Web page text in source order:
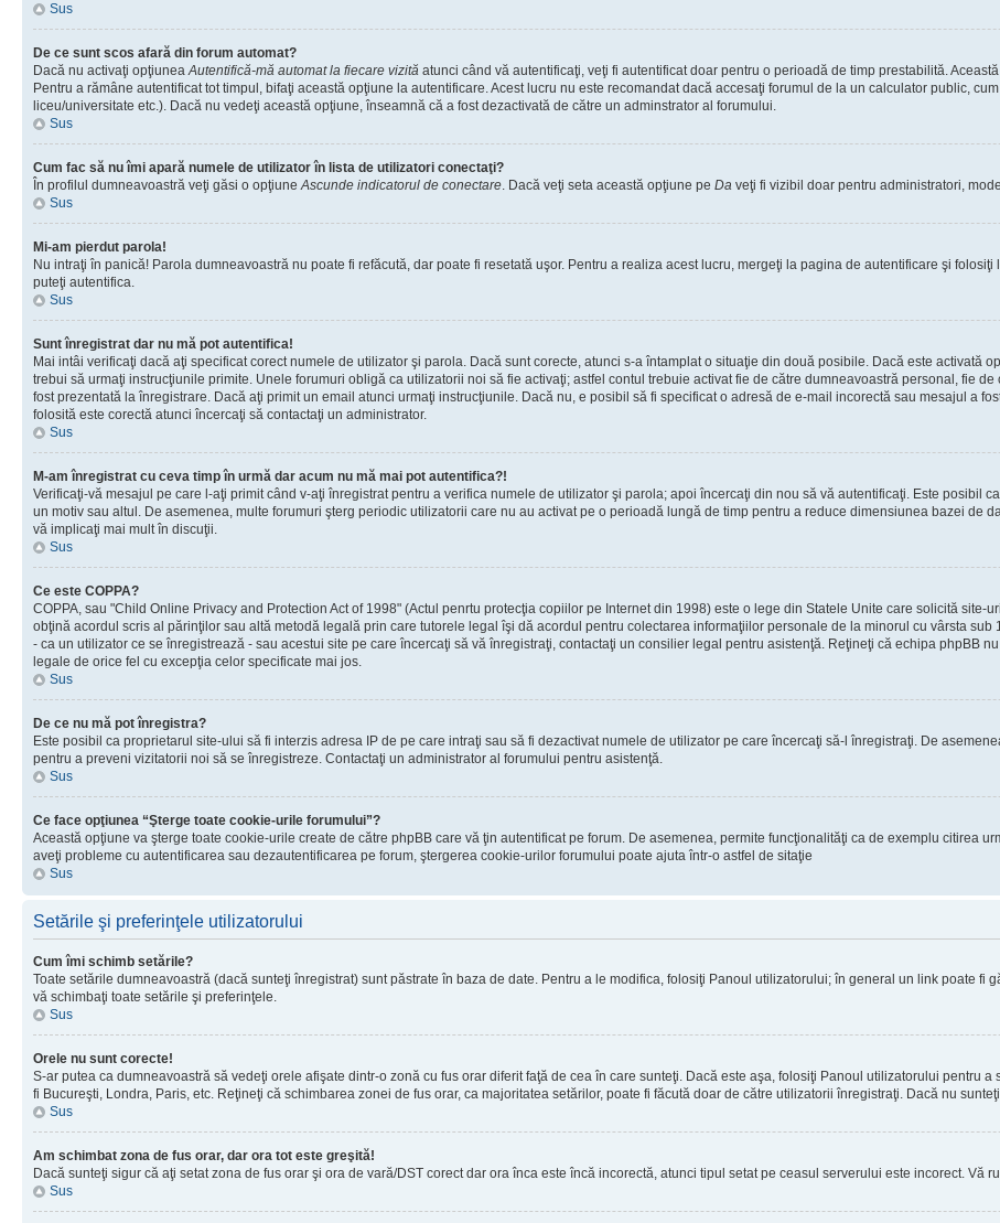
Sus
De ce sunt scos afară din forum automat?
Dacă nu activaţi opţiuneaAutentifică-mă automat la fiecare vizită atunci când vă autentificaţi, veţi fi autentificat doar pentru o perioadă de timp prestabilită.
Pentru a rămâne autentificat tot timpul, bifaţi această opţiune la autentificare. Acest lucru nu este recomandat dacă accesaţi forumul de la un calculator public,
liceu/universitate etc.). Dacă nu vedeţi această opţiune, înseamnă că a fost dezactivată de către un adminstrator al forumului.
Sus
Cum fac să nu îmi apară numele de utilizator în lista de utilizatori conectaţi?
În profilul dumneavoastră veţi găsi o opţiuneAscunde indicatorul de conectare. Dacă veţi seta această opţiune pe Da veţi fi vizibil doar pentru administratori,
Sus
Mi-am pierdut parola!
Nu intraţi în panică! Parola dumneavoastră nu poate fi refăcută, dar poate fi resetată uşor. Pentru a realiza acest lucru, mergeţi la pagina de autentificare şi
puteţi autentifica.
Sus
Sunt înregistrat dar nu mă pot autentifica!
Mai intâi verificaţi dacă aţi specificat corect numele de utilizator şi parola. Dacă sunt corecte, atunci s-a întamplat o situaţie din două posibile. Dacă este activată
trebui să urmaţi instrucţiunile primite. Unele forumuri obligă ca utilizatorii noi să fie activaţi; astfel contul trebuie activat fie de către dumneavoastră personal, fie
fost prezentată la înregistrare. Dacă aţi primit un email atunci urmaţi instrucţiunile. Dacă nu, e posibil să fi specificat o adresă de e-mail incorectă sau mesajul a
folosită este corectă atunci încercaţi să contactaţi un administrator.
Sus
M-am înregistrat cu ceva timp în urmă dar acum nu mă mai pot autentifica?!
Verificaţi-vă mesajul pe care l-aţi primit când v-aţi înregistrat pentru a verifica numele de utilizator şi parola; apoi încercaţi din nou să vă autentificaţi. Este posibil
un motiv sau altul. De asemenea, multe forumuri şterg periodic utilizatorii care nu au activat pe o perioadă lungă de timp pentru a reduce dimensiunea bazei de
vă implicaţi mai mult în discuţii.
Sus
Ce este COPPA?
COPPA, sau "Child Online Privacy and Protection Act of 1998" (Actul penrtu protecţia copiilor pe Internet din 1998) este o lege din Statele Unite care solicită
obţină acordul scris al părinţilor sau altă metodă legală prin care tutorele legal îşi dă acordul pentru colectarea informaţiilor personale de la minorul cu vârsta
- ca un utilizator ce se înregistrează - sau acestui site pe care încercaţi să vă înregistraţi, contactaţi un consilier legal pentru asistenţă. Reţineţi că echipa phpBB
legale de orice fel cu excepţia celor specificate mai jos.
Sus
De ce nu mă pot înregistra?
Este posibil ca proprietarul site-ului să fi interzis adresa IP de pe care intraţi sau să fi dezactivat numele de utilizator pe care încercaţi să-l înregistraţi. De
pentru a preveni vizitatorii noi să se înregistreze. Contactaţi un administrator al forumului pentru asistenţă.
Sus
Ce face opţiunea “Şterge toate cookie-urile forumului”?
Această opţiune va şterge toate cookie-urile create de către phpBB care vă ţin autentificat pe forum. De asemenea, permite funcţionalităţi ca de exemplu citirea
aveţi probleme cu autentificarea sau dezautentificarea pe forum, ştergerea cookie-urilor forumului poate ajuta într-o astfel de sitaţie
Sus
Setările şi preferinţele utilizatorului
Cum îmi schimb setările?
Toate setările dumneavoastră (dacă sunteţi înregistrat) sunt păstrate în baza de date. Pentru a le modifica, folosiţi Panoul utilizatorului; în general un link poate fi
vă schimbaţi toate setările şi preferinţele.
Sus
Orele nu sunt corecte!
S-ar putea ca dumneavoastră să vedeţi orele afişate dintr-o zonă cu fus orar diferit faţă de cea în care sunteţi. Dacă este aşa, folosiţi Panoul utilizatorului pentru
fi Bucureşti, Londra, Paris, etc. Reţineţi că schimbarea zonei de fus orar, ca majoritatea setărilor, poate fi făcută doar de către utilizatorii înregistraţi. Dacă nu
Sus
Am schimbat zona de fus orar, dar ora tot este greşită!
Dacă sunteţi sigur că aţi setat zona de fus orar şi ora de vară/DST corect dar ora înca este încă incorectă, atunci tipul setat pe ceasul serverului este incorect. Vă
Sus